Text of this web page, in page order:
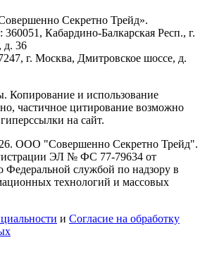
Секретно Трейд».
Кабардино-Балкарская Респ., г.
д. 36
г. Москва, Дмитровское шоссе, д.
Копирование и использование
частичное цитирование возможно
на сайт.
ООО "Совершенно Секретно Трейд".
ЭЛ № ФС 77-79634 от
Федеральной службой по надзору в
технологий и массовых
и Согласие на обработку